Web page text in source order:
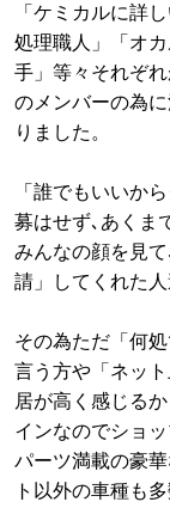
「ケミカルに詳
処理職人」「オ
手」等々それぞ
のメンバーの為
りました。
「誰でもいいか
募はせず､あくま
みんなの顔を見
請」してくれた
その為ただ「何
言う方や「ネッ
居が高く感じる
インなのでショ
パーツ満載の豪
ト以外の車種も